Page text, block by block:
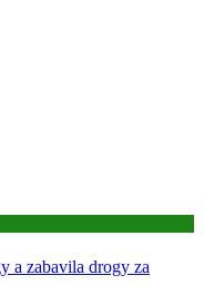
a zabavila drogy za